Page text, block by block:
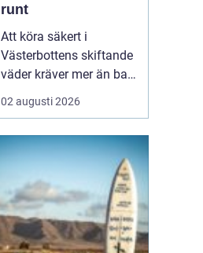
runt
Att köra säkert i
Västerbottens skiftande
väder kräver mer än bara
ett körkort och en pålitlig
bil. Däckens skick och
roll för både
bromssträcka, kontroll
och komfort. I en ort
som Vännäs, där
vintrarna ofta är långa
och vägar...
02 augusti 2026